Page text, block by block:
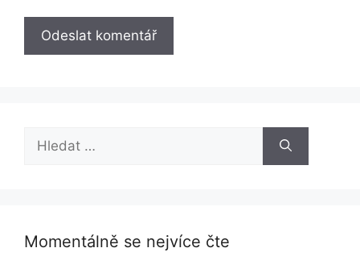
Momentálně se nejvíce čte